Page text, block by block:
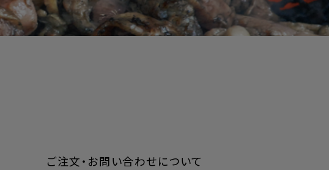
ご注文・お問い合わせについて